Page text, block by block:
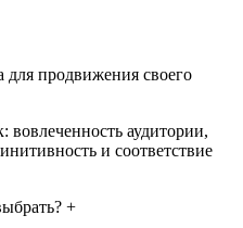
для продвижения своего
вовлеченность аудитории,
и соответствие
+